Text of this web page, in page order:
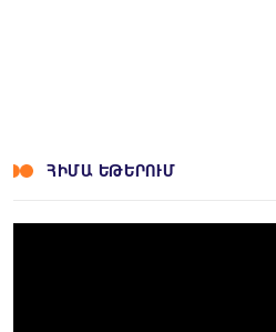
ՀԻՄԱ ԵԹԵՐՈՒՄ